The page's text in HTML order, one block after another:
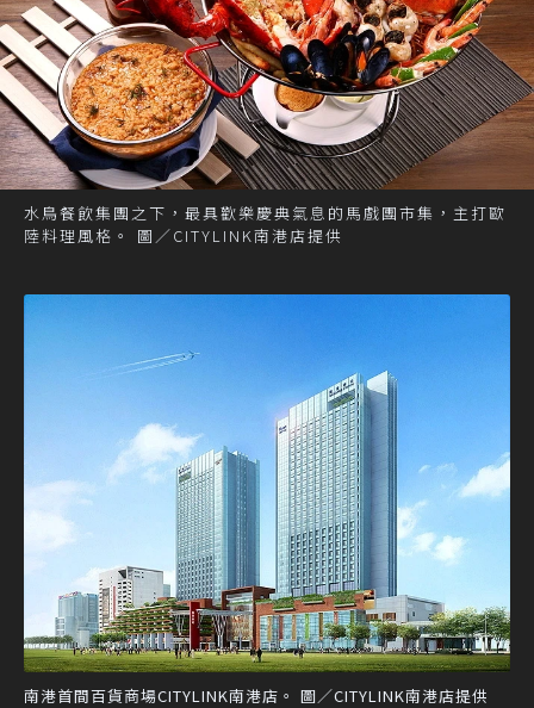
水鳥餐飲集團之下，最具歡樂慶典氣息的馬戲團市集，主打歐
陸料理風格。 圖／CITYLINK南港店提供
南港首間百貨商場CITYLINK南港店。 圖／CITYLINK南港店提供